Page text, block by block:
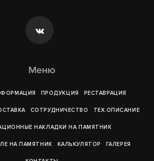
Меню
ПРОДУКЦИЯ РЕСТАВРАЦИЯ
СОТРУДНИЧЕСТВО ТЕХ.ОПИСАНИЕ
НАКЛАДКИ НА ПАМЯТНИК
НА ПАМЯТНИК КАЛЬКУЛЯТОР ГАЛЕРEЯ